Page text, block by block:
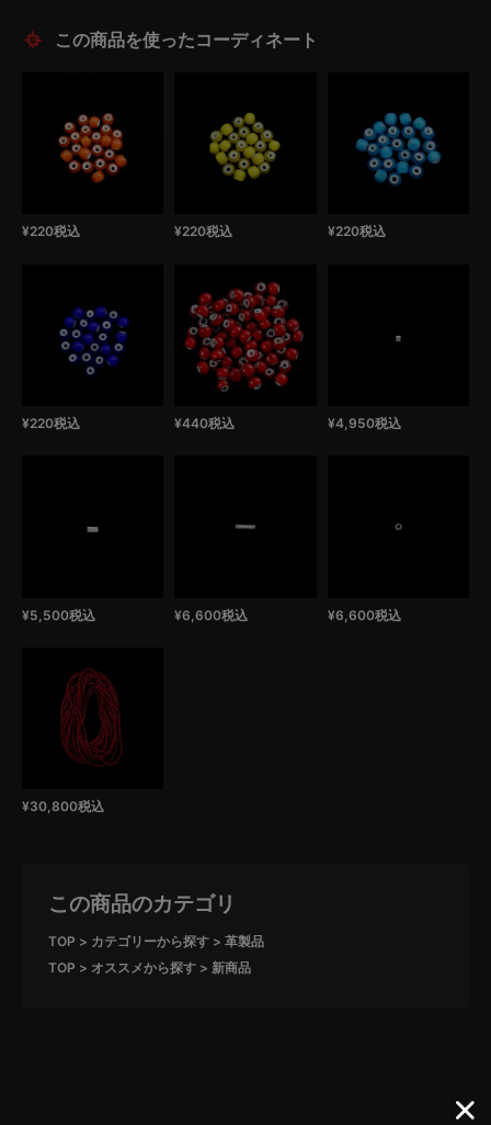
この商品を使ったコーディネート
¥220税込 ¥220税込 ¥220税込
¥220税込 ¥440税込 ¥4,950税込
¥5,500税込 ¥6,600税込 ¥6,600税込
¥30,800税込
この商品のカテゴリ
TOP カテゴリーから探す
革製品
TOP
オススメから探す 新商品